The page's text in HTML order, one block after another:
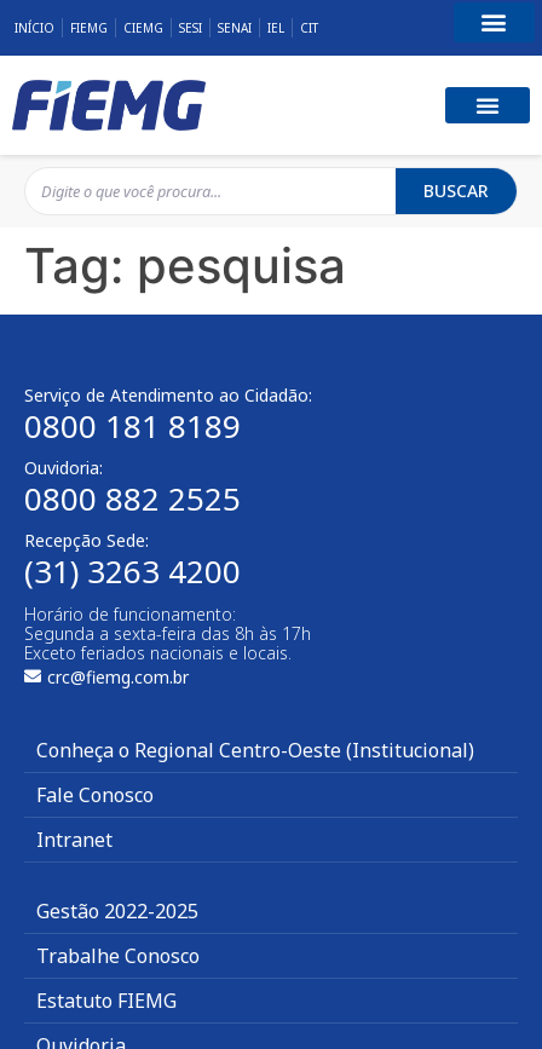
INÍCIO FIEMG CIEMG SESI SENAI IEL CIT
BUSCAR
Tag: pesquisa
Serviço de Atendimento ao Cidadão:
0800 181 8189
Ouvidoria:
0800 882 2525
Recepção Sede:
(31) 3263 4200
Horário de funcionamento:
Segunda a sexta-feira das 8h às 17h
Exceto feriados nacionais e locais.
crc@fiemg.com.br
Conheça o Regional Centro-Oeste (Institucional)
Fale Conosco
Intranet
Gestão 2022-2025
Trabalhe Conosco
Estatuto FIEMG